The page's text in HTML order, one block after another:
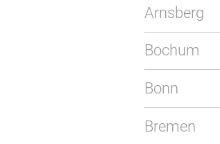
Arnsberg
Bochum
Bonn
Bremen